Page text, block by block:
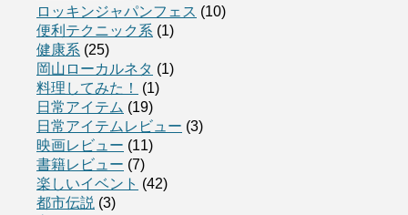
ロッキンジャパンフェス (10)
便利テクニック系 (1)
健康系 (25)
岡山ローカルネタ (1)
料理してみた！
(1)
日常アイテム (19)
日常アイテムレビュー (3)
映画レビュー (11)
書籍レビュー (7)
楽しいイベント (42)
都市伝説 (3)